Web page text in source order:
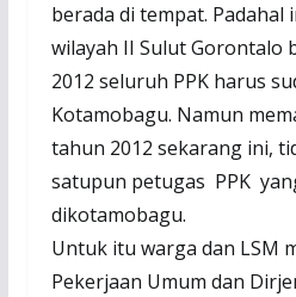
berada di tempat.
wilayah II Sulut Gorontalo
2012 seluruh PPK harus
Kotamobagu. Namun
tahun 2012 sekarang ini,
satupun petugas PPK
dikotamobagu.
Untuk itu warga dan LSM
Pekerjaan Umum dan